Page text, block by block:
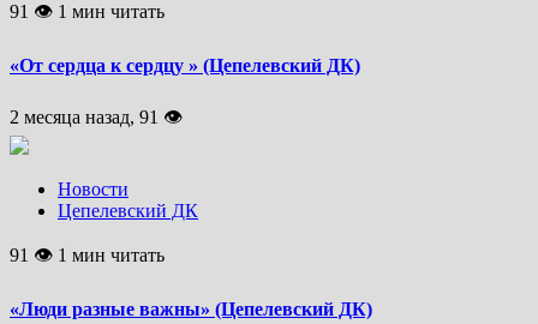
91 👁 1 мин читать
«От сердца к сердцу » (Цепелевский ДК)
2 месяца назад, 91 👁
Новости
Цепелевский ДК
91 👁 1 мин читать
«Люди разные важны» (Цепелевский ДК)